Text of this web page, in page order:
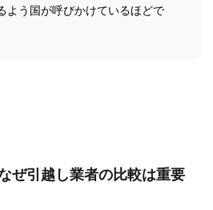
よう国が呼びかけているほどで
ぜ引越し業者の比較は重要